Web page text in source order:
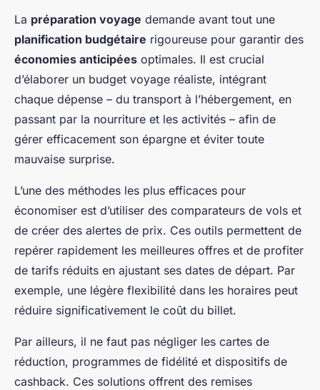
La préparation voyage demande avant tout une
planification budgétaire rigoureuse pour garantir des
économies anticipées optimales. Il est crucial
d’élaborer un budget voyage réaliste, intégrant
chaque dépense – du transport à l’hébergement, en
passant par la nourriture et les activités – afin de
gérer efficacement son épargne et éviter toute
mauvaise surprise.
L’une des méthodes les plus efficaces pour
économiser est d’utiliser des comparateurs de vols et
de créer des alertes de prix. Ces outils permettent de
repérer rapidement les meilleures offres et de profiter
de tarifs réduits en ajustant ses dates de départ. Par
exemple, une légère flexibilité dans les horaires peut
réduire significativement le coût du billet.
Par ailleurs, il ne faut pas négliger les cartes de
réduction, programmes de fidélité et dispositifs de
cashback. Ces solutions offrent des remises